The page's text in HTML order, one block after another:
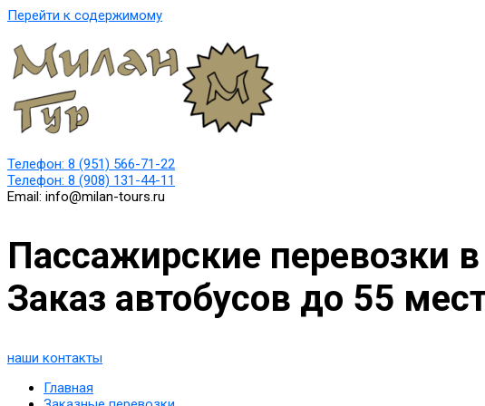
Перейти к содержимому
Телефон: 8 (951) 566-71-22
Телефон: 8 (908) 131-44-11
Email: info@milan-tours.ru
Пассажирские перевозки
Заказ автобусов до 55
наши контакты
Главная